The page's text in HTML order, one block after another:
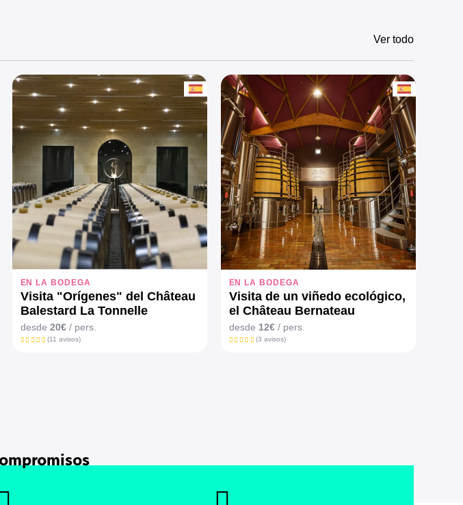
Ver todo
EN LA BODEGA
Visita "Orígenes" del Château
Balestard La Tonnelle
desde 20€/ pers.
(11 avisos)
EN LA BODEGA
Visita de un viñedo ecológico,
el Château Bernateau
desde 12€/ pers.
(3 avisos)